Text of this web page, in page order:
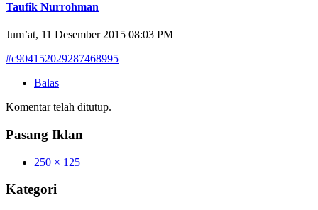
Taufik Nurrohman
Jum’at, 11 Desember 2015 08:03 PM
#c904152029287468995
Balas
Komentar telah ditutup.
Pasang Iklan
250 × 125
Kategori